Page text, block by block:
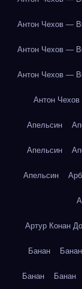
Антон Чехов —
Антон Чехов —
Антон Чехов —
Антон
Апельсин
Апельсин
Апельсин
Артур Конан
Банан Банан
Банан Банан